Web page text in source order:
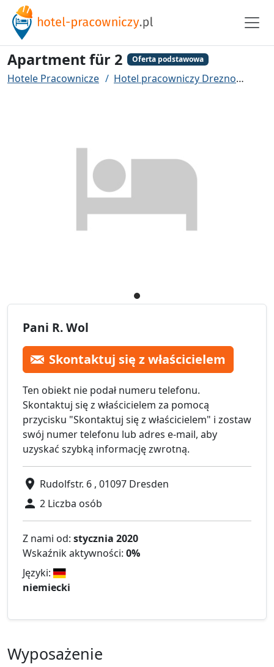
Apartment für 2 Oferta podstawowa
Hotele Pracownicze Hotel pracowniczy Drezno
Pani R. Wol
Skontaktuj się z właścicielem
Ten obiekt nie podał numeru telefonu.
Skontaktuj się z właścicielem za pomocą
przycisku "Skontaktuj się z właścicielem" i zostaw
swój numer telefonu lub adres e-mail, aby
uzyskać szybką informację zwrotną.
Rudolfstr. 6 , 01097 Dresden
2 Liczba osób
Z nami od: stycznia 2020
Wskaźnik aktywności: 0%
Języki:
niemiecki
Wyposażenie